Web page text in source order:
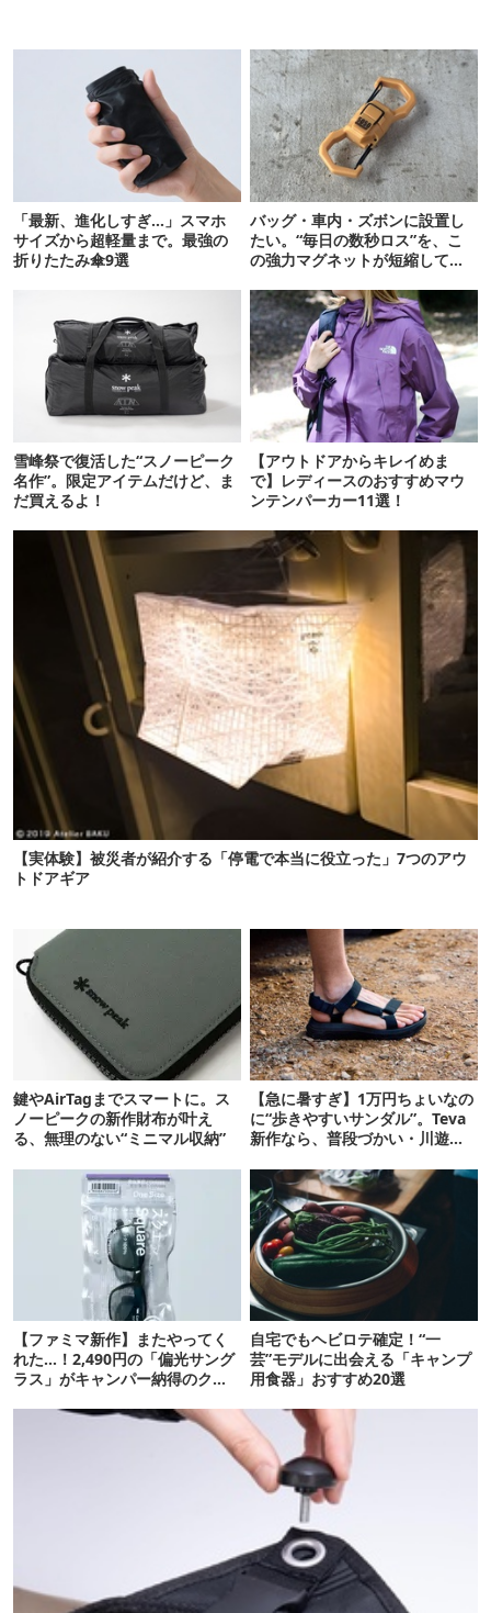
「最新、進化しすぎ…」スマホ
サイズから超軽量まで。最強の
折りたたみ傘9選
バッグ・車内・ズボンに設置し
たい。“毎日の数秒ロス”を、こ
の強力マグネットが短縮してく
雪峰祭で復活した“スノーピーク
名作”。限定アイテムだけど、ま
だ買えるよ！
【アウトドアからキレイめま
で】レディースのおすすめマウ
ンテンパーカー11選！
【実体験】被災者が紹介する「停電で本当に役立った」7つのアウ
トドアギア
鍵やAirTagまでスマートに。ス
ノーピークの新作財布が叶え
る、無理のない“ミニマル収納”
【急に暑すぎ】1万円ちょいなの
に“歩きやすいサンダル”。Teva
新作なら、普段づかい・川遊
【ファミマ新作】またやってく
れた…！2,490円の「偏光サング
ラス」がキャンパー納得のクオ
自宅でもヘビロテ確定！“一
芸”モデルに出会える「キャンプ
用食器」おすすめ20選